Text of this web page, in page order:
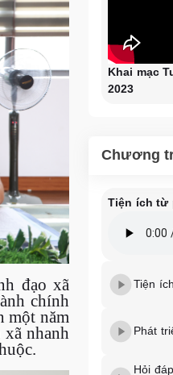
đạo xã
chính
một năm
nhanh
Khai mạc
2023
Chương
Tiện ích từ
Tiện
Phát
Hỏi